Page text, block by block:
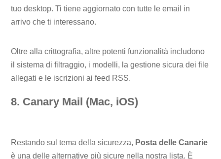
tuo desktop. Ti tiene aggiornato con tutte le email in
arrivo che ti interessano.
Oltre alla crittografia, altre potenti funzionalità includono
il sistema di filtraggio, i modelli, la gestione sicura dei file
allegati e le iscrizioni ai feed RSS.
8. Canary Mail (Mac, iOS)
Restando sul tema della sicurezza, Posta delle Canarie
è una delle alternative più sicure nella nostra lista. È